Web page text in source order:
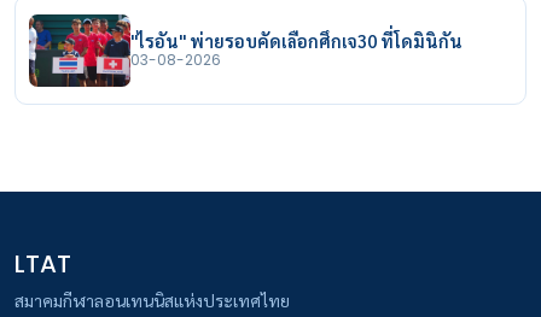
"ไรอัน" พ่ายรอบคัดเลือกศึกเจ30 ที่โดมินิกัน
03-08-2026
LTAT
สมาคมกีฬาลอนเทนนิสแห่งประเทศไทย